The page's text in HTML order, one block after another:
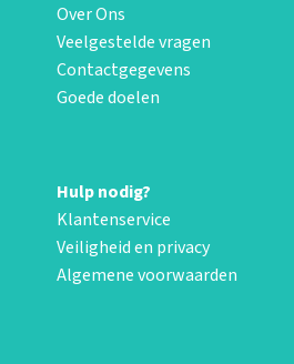
Over Ons
Veelgestelde vragen
Contactgegevens
Goede doelen
Hulp nodig?
Klantenservice
Veiligheid en privacy
Algemene voorwaarden